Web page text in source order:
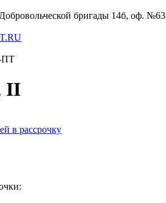
бригады 14б, оф. №63
ПТ
II
в рассрочку